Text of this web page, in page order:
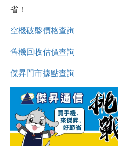
省！
空機破盤價格查詢
舊機回收估價查詢
傑昇門市據點查詢